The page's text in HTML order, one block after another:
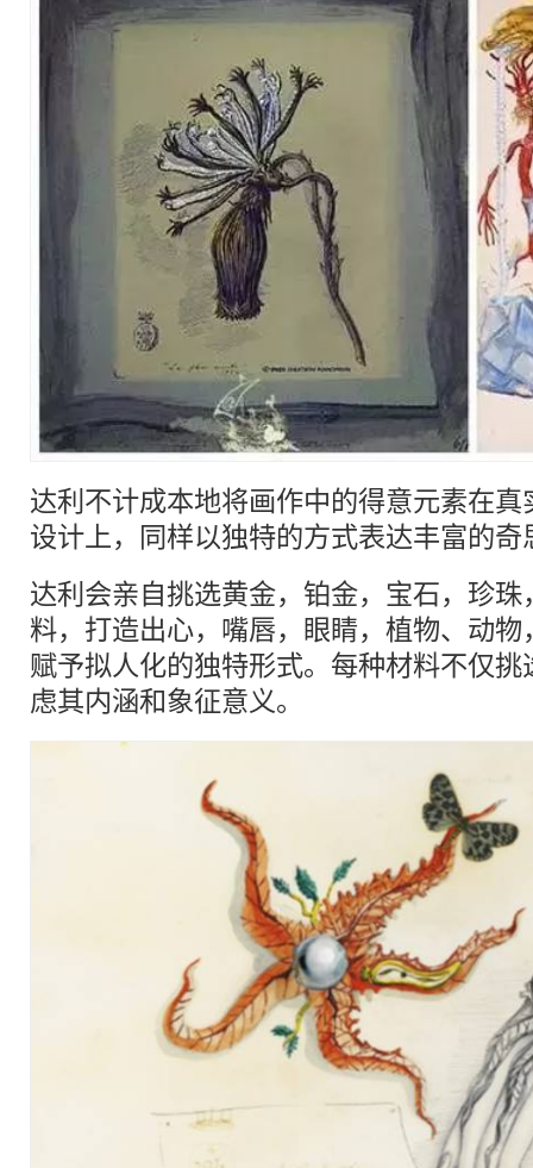
达利不计成本地将画作中的得意元素在
设计上，同样以独特的方式表达丰富的奇
达利会亲自挑选黄金，铂金，宝石，珍
料，打造出心，嘴唇，眼睛，植物、动
赋予拟人化的独特形式。每种材料不仅
虑其内涵和象征意义。